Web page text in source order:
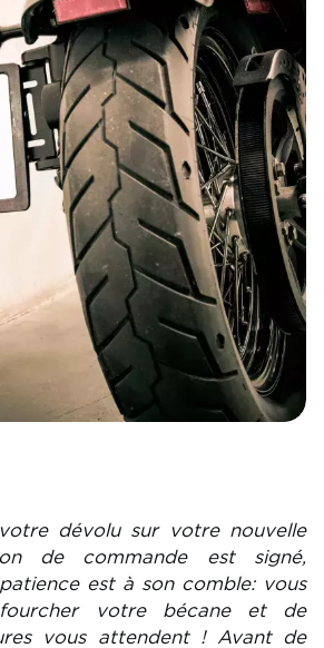
dévolu sur votre nouvelle
de commande est signé,
est à son comble: vous
votre bécane et de
vous attendent ! Avant de